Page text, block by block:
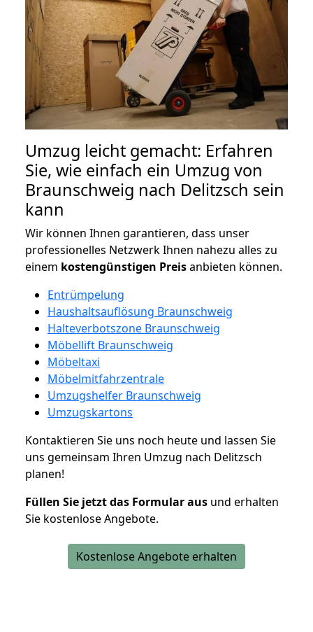
Umzug leicht gemacht: Erfahren
Sie, wie einfach ein Umzug von
Braunschweig nach Delitzsch sein
kann
Wir können Ihnen garantieren, dass unser
professionelles Netzwerk Ihnen nahezu alles zu
einem kostengünstigen Preisanbieten können.
Entrümpelung
Haushaltsauflösung Braunschweig
Halteverbotszone Braunschweig
Möbellift Braunschweig
Möbeltaxi
Möbelmitfahrzentrale
Umzugshelfer Braunschweig
Umzugskartons
Kontaktieren Sie uns noch heute und lassen Sie
uns gemeinsam Ihren Umzug nach Delitzsch
planen!
Füllen Sie jetzt das Formular aus und erhalten
Sie kostenlose Angebote.
Kostenlose Angebote erhalten